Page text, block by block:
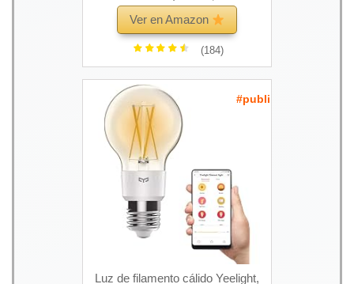
Aplicación inteligente para el hogar
Control remoto (2-Pack)
Ver en Amazon
(184)
#publi
Luz de filamento cálido Yeelight,